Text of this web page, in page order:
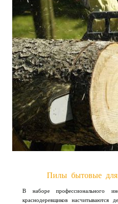
Пилы бытовые для
В наборе профессионального
краснодеревщиков насчитываются